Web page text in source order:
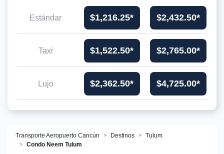
Transporte Aeropuerto Cancún Destinos
Tulum
Condo Neem Tulum
Estándar $1,216.25* $2,432.50*
Taxi $1,522.50* $2,765.00*
Lujo $2,362.50* $4,725.00*